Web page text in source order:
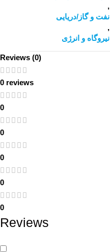
,
نفت و گاز/دریایی
,
نیروگاه و انرژی
Reviews (0)
0 reviews
0
0
0
0
0
Reviews